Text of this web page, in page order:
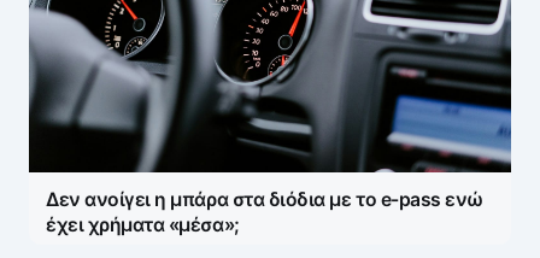
Δεν ανοίγει η μπάρα στα διόδια με το e-pass ενώ
έχει χρήματα «μέσα»;